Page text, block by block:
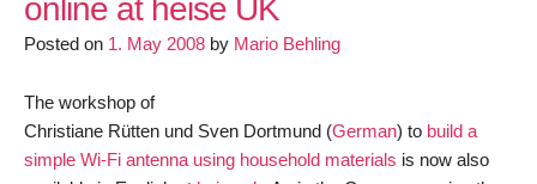
online at heise UK
Posted on 1. May 2008 by Mario Behling
The workshop of
Christiane Rütten und Sven Dortmund (German) to build a
simple Wi-Fi antenna using household materials is now also